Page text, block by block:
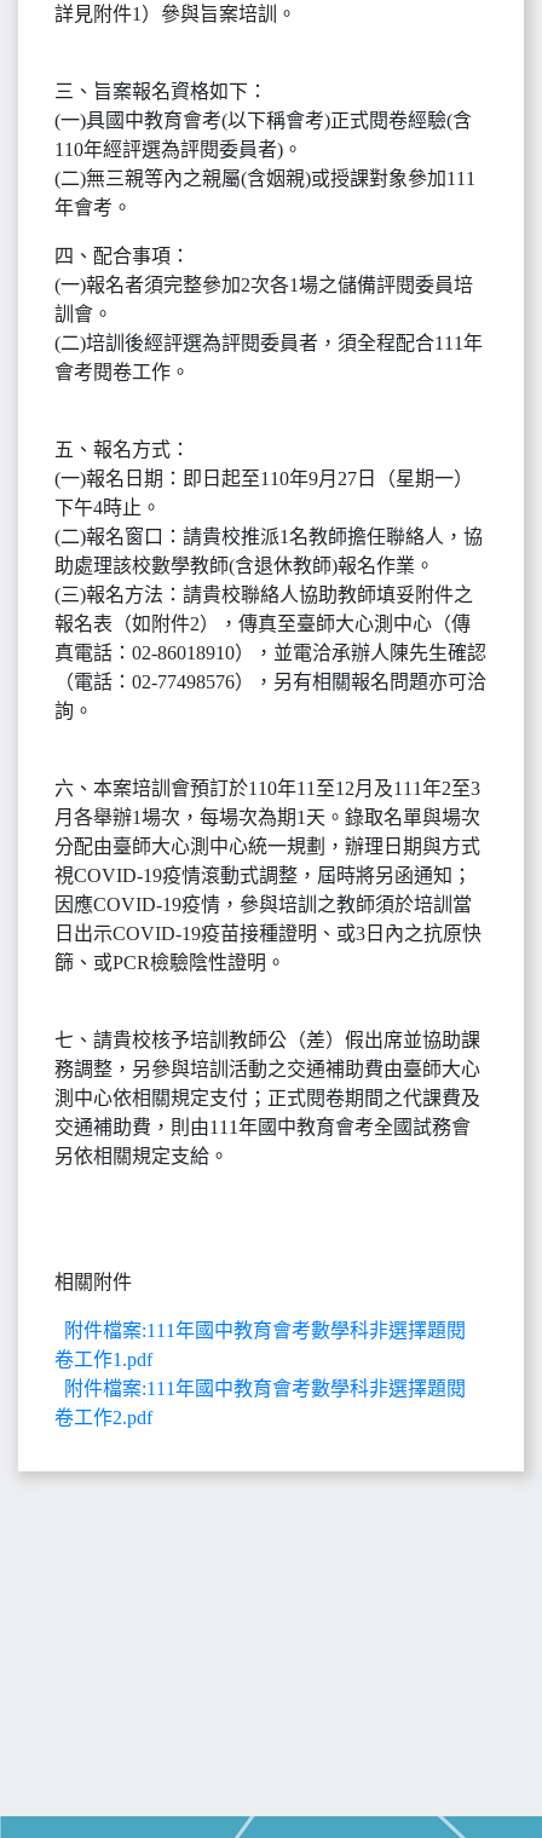
詳見附件1）參與旨案培訓。
三、旨案報名資格如下：
(一)具國中教育會考(以下稱會考)正式閱卷經驗(含
110年經評選為評閱委員者)。
(二)無三親等內之親屬(含姻親)或授課對象參加111
年會考。
四、配合事項：
(一)報名者須完整參加2次各1場之儲備評閱委員培
訓會。
(二)培訓後經評選為評閱委員者，須全程配合111年
會考閱卷工作。
五、報名方式：
(一)報名日期：即日起至110年9月27日（星期一）
下午4時止。
(二)報名窗口：請貴校推派1名教師擔任聯絡人，協
助處理該校數學教師(含退休教師)報名作業。
(三)報名方法：請貴校聯絡人協助教師填妥附件之
報名表（如附件2），傳真至臺師大心測中心（傳
真電話：02-86018910），並電洽承辦人陳先生確認
（電話：02-77498576），另有相關報名問題亦可洽
詢。
六、本案培訓會預訂於110年11至12月及111年2至3
月各舉辦1場次，每場次為期1天。錄取名單與場次
分配由臺師大心測中心統一規劃，辦理日期與方式
視COVID-19疫情滾動式調整，屆時將另函通知；
因應COVID-19疫情，參與培訓之教師須於培訓當
日出示COVID-19疫苗接種證明、或3日內之抗原快
篩、或PCR檢驗陰性證明。
七、請貴校核予培訓教師公（差）假出席並協助課
務調整，另參與培訓活動之交通補助費由臺師大心
測中心依相關規定支付；正式閱卷期間之代課費及
交通補助費，則由111年國中教育會考全國試務會
另依相關規定支給。
相關附件
附件檔案:111年國中教育會考數學科非選擇題閱
卷工作1.pdf
附件檔案:111年國中教育會考數學科非選擇題閱
卷工作2.pdf